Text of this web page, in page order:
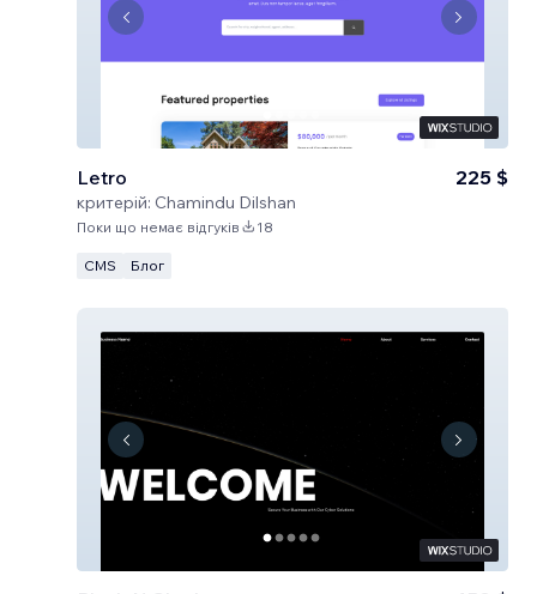
Letro
критерій: Chamindu Dilshan
225 $
Поки що немає відгуків 18
CMS Блог